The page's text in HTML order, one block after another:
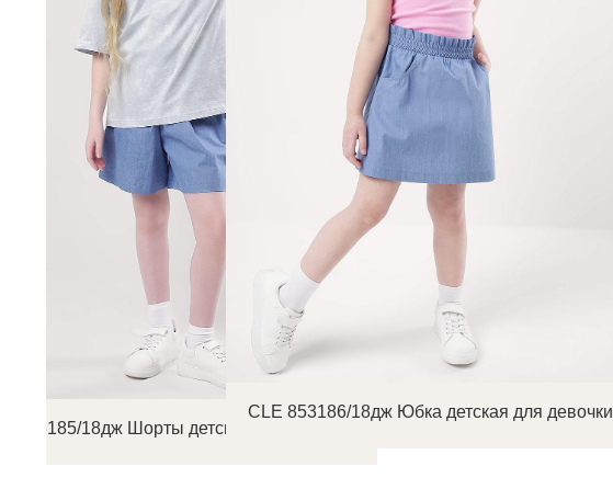
853185/18дж Шорты детские для девочки
CLE 853186/18дж Юбка детская для девочки